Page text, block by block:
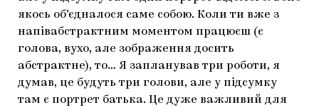
якось об’єдналося саме собою. Коли ти вже з
напівабстрактним моментом працюєш (є
голова, вухо, але зображення досить
абстрактне), то… Я запланував три роботи, я
думав, це будуть три голови, але у підсумку
там є портрет батька. Це дуже важливий для